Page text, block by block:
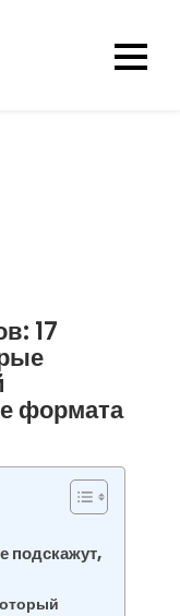
17
формата
подскажут,